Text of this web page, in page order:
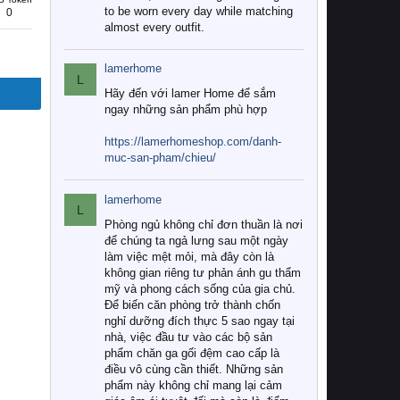
0
to be worn every day while matching
almost every outfit.
L
lamerhome
Hãy đến với lamer Home để sắm
ngay những sản phẩm phù hợp
https://lamerhomeshop.com/danh-
muc-san-pham/chieu/
L
lamerhome
Phòng ngủ không chỉ đơn thuần là nơi
để chúng ta ngả lưng sau một ngày
làm việc mệt mỏi, mà đây còn là
không gian riêng tư phản ánh gu thẩm
mỹ và phong cách sống của gia chủ.
Để biến căn phòng trở thành chốn
nghỉ dưỡng đích thực 5 sao ngay tại
nhà, việc đầu tư vào các bộ sản
phẩm chăn ga gối đệm cao cấp là
điều vô cùng cần thiết. Những sản
phẩm này không chỉ mang lại cảm